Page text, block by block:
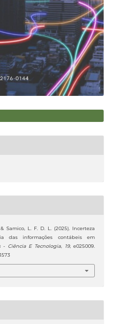
Samico, L. F. D. L. (2025). Incerteza
das informações contábeis em
- Ciência E Tecnologia, 19, e025009.